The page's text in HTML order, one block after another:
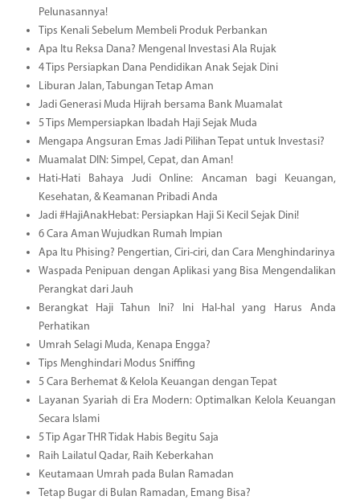
Pelunasannya!
Tips Kenali Sebelum Membeli Produk Perbankan
Apa Itu Reksa Dana? Mengenal Investasi Ala Rujak
4 Tips Persiapkan Dana Pendidikan Anak Sejak Dini
Liburan Jalan, Tabungan Tetap Aman
Jadi Generasi Muda Hijrah bersama Bank Muamalat
5 Tips Mempersiapkan Ibadah Haji Sejak Muda
Mengapa Angsuran Emas Jadi Pilihan Tepat untuk Investasi?
Muamalat DIN: Simpel, Cepat, dan Aman!
Hati-Hati Bahaya Judi Online: Ancaman bagi Keuangan,
Kesehatan, & Keamanan Pribadi Anda
Jadi #HajiAnakHebat: Persiapkan Haji Si Kecil Sejak Dini!
6 Cara Aman Wujudkan Rumah Impian
Apa Itu Phising? Pengertian, Ciri-ciri, dan Cara Menghindarinya
Waspada Penipuan dengan Aplikasi yang Bisa Mengendalikan
Perangkat dari Jauh
Berangkat Haji Tahun Ini? Ini Hal-hal yang Harus Anda
Perhatikan
Umrah Selagi Muda, Kenapa Engga?
Tips Menghindari Modus Sniffing
5 Cara Berhemat & Kelola Keuangan dengan Tepat
Layanan Syariah di Era Modern: Optimalkan Kelola Keuangan
Secara Islami
5 Tip Agar THR Tidak Habis Begitu Saja
Raih Lailatul Qadar, Raih Keberkahan
Keutamaan Umrah pada Bulan Ramadan
Tetap Bugar di Bulan Ramadan, Emang Bisa?